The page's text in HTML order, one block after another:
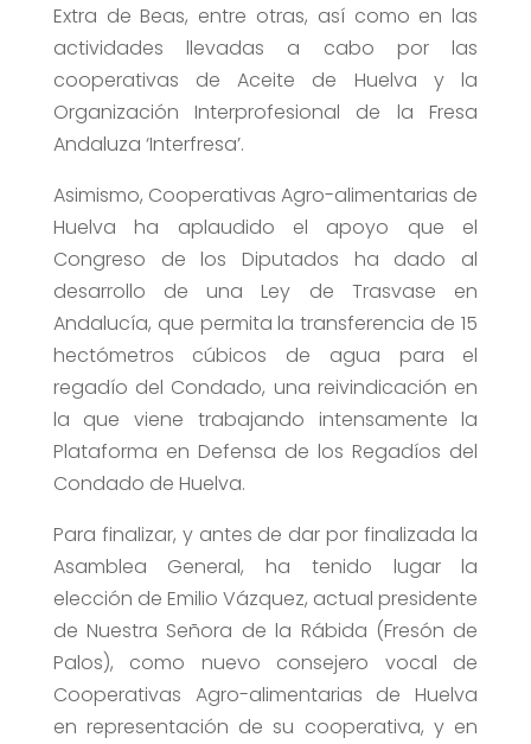
Extra de Beas, entre otras, así como en las
actividades llevadas a cabo por las
cooperativas de Aceite de Huelva y la
Organización Interprofesional de la Fresa
Andaluza ‘Interfresa’.
Asimismo, Cooperativas Agro-alimentarias de
Huelva ha aplaudido el apoyo que el
Congreso de los Diputados ha dado al
desarrollo de una Ley de Trasvase en
Andalucía, que permita la transferencia de 15
hectómetros cúbicos de agua para el
regadío del Condado, una reivindicación en
la que viene trabajando intensamente la
Plataforma en Defensa de los Regadíos del
Condado de Huelva.
Para finalizar, y antes de dar por finalizada la
Asamblea General, ha tenido lugar la
elección de Emilio Vázquez, actual presidente
de Nuestra Señora de la Rábida (Fresón de
Palos), como nuevo consejero vocal de
Cooperativas Agro-alimentarias de Huelva
en representación de su cooperativa, y en